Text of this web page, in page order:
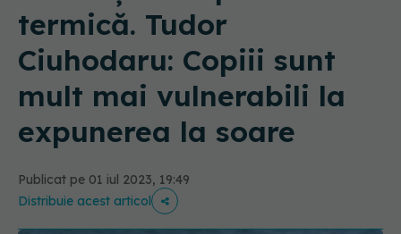
termică. Tudor
Ciuhodaru: Copiii sunt
mult mai vulnerabili la
expunerea la soare
Publicat pe 01 iul 2023, 19:49
Distribuie acest articol